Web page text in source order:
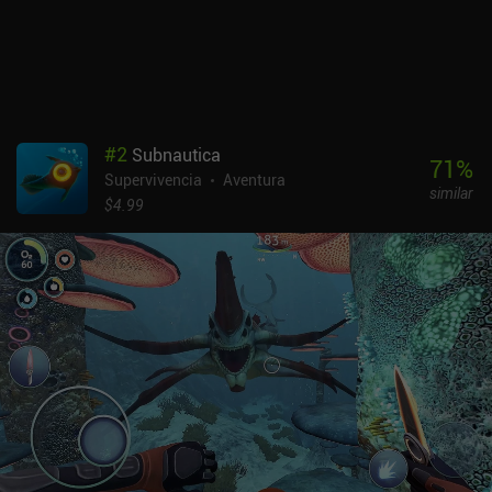
añaden DLC gratuitos, y hay un iAP opcional de 1 $ para apoyar
aún más a los desarrolladores. Es uno de los mejores juegos de
este género para móviles y un imprescindible para los amantes de
los RPG postapocalípticos.
#2 Subnautica
Supervivencia
Aventura
$4.99
71%
similar